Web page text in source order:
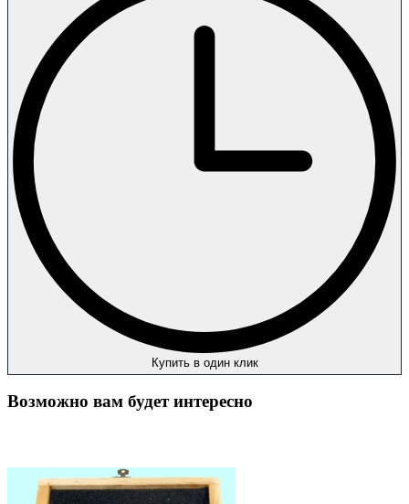
Купить в один клик
Возможно вам будет интересно